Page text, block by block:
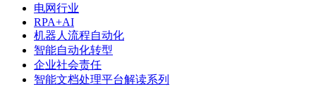
电网行业
RPA+AI
机器人流程自动化
智能自动化转型
企业社会责任
智能文档处理平台解读系列